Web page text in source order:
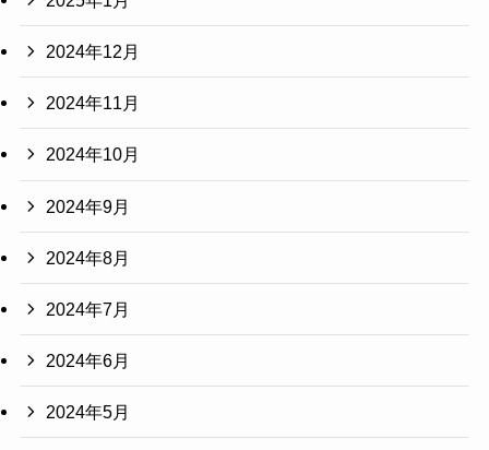
2024年12月
2024年11月
2024年10月
2024年9月
2024年8月
2024年7月
2024年6月
2024年5月